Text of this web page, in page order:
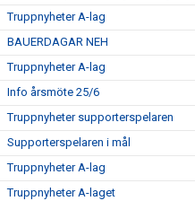
Truppnyheter A-lag
BAUERDAGAR NEH
Truppnyheter A-lag
Info årsmöte 25/6
Truppnyheter supporterspelaren
Supporterspelaren i mål
Truppnyheter A-lag
Truppnyheter A-laget